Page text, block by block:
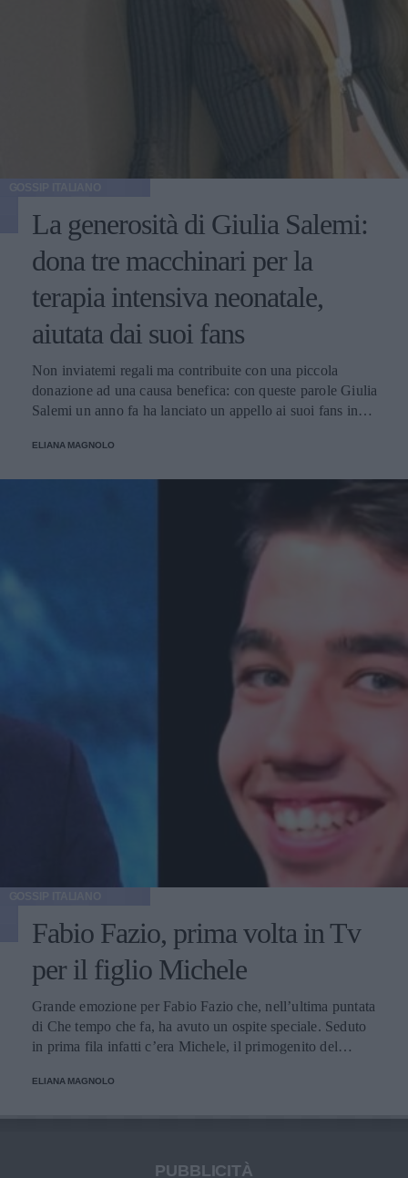
La generosità di Giulia Salemi:
dona tre macchinari per la
terapia intensiva neonatale,
aiutata dai suoi fans
Non inviatemi regali ma contribuite con una piccola
donazione ad una causa benefica: con queste parole Giulia
Salemi un anno fa ha lanciato un appello ai suoi fans in
considerevole utilizzata per l'acquisto di macchinari
ELIANA MAGNOLO
Fabio Fazio, prima volta in Tv
per il figlio Michele
Grande emozione per Fabio Fazio che, nell’ultima puntata
di Che tempo che fa, ha avuto un ospite speciale. Seduto
in prima fila infatti c’era Michele, il primogenito del
trasmissione televisiva.
ELIANA MAGNOLO
PUBBLICITÀ